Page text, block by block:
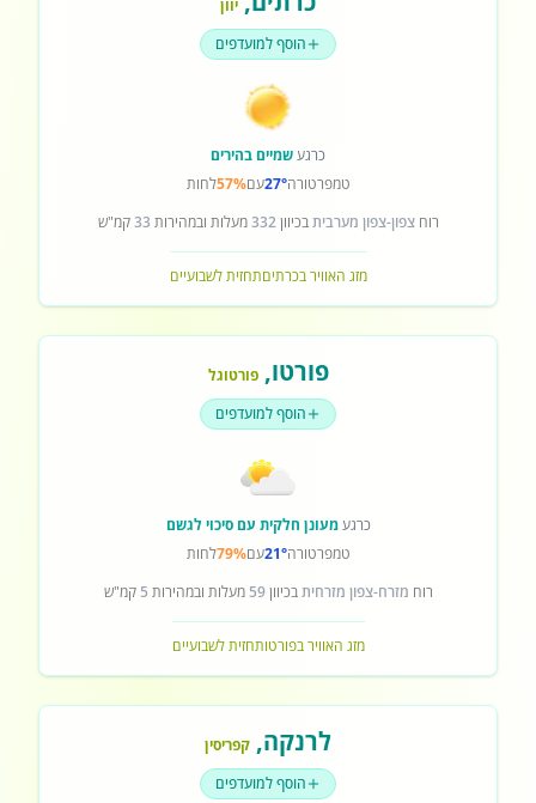
יוון
הוסף למועדפים
כרגעשמיים בהירים
טמפרטורה27°עם57%לחות
רוחצפון-צפון מערביתבכיוון332מעלות ובמהירות 33קמ"ש
מזג האוויר בכרתיםתחזית לשבועיים
פורטו,פורטוגל
הוסף למועדפים
כרגעמעונן חלקית עם סיכוי לגשם
טמפרטורה21°עם79%לחות
רוח מזרח-צפון מזרחיתבכיוון59 מעלות ובמהירות 5 קמ"ש
מזג האוויר בפורטותחזית לשבועיים
לרנקה, קפריסין
הוסף למועדפים